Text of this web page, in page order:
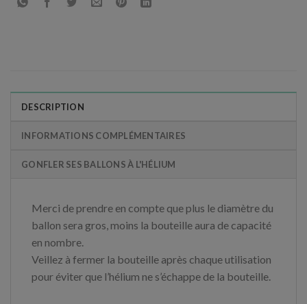
DESCRIPTION
INFORMATIONS COMPLÉMENTAIRES
GONFLER SES BALLONS À L'HÉLIUM
Merci de prendre en compte que plus le diamètre du
ballon sera gros, moins la bouteille aura de capacité
en nombre.
Veillez à fermer la bouteille après chaque utilisation
pour éviter que l’hélium ne s’échappe de la bouteille.